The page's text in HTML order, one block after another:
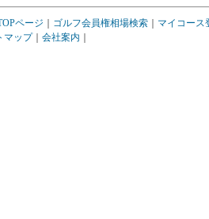
ページ ゴルフ会員権相場検索
マイコース
マップ｜ 会社案内